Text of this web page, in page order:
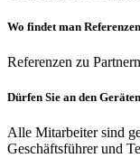
Wo findet man
Referenzen zu
Dürfen Sie an den
Alle Mitarbeiter sind
Geschäftsführer und